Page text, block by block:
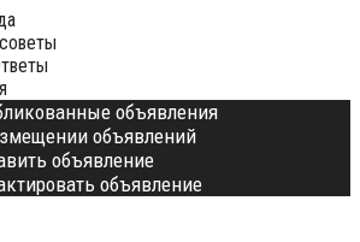
объявления
объявлений
объявление
объявление